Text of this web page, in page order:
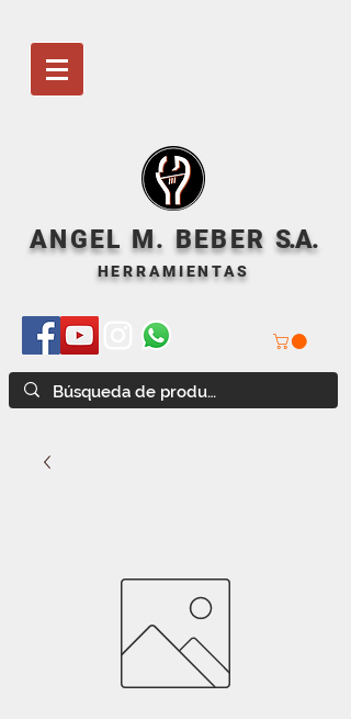
ANGEL M. BEBER S.A.
HERRAMIENTAS